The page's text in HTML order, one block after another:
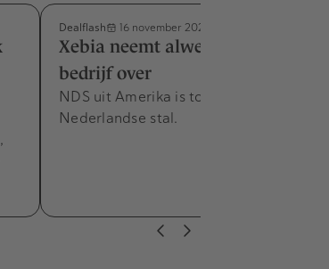
Dealflash 16 november 2022
Xebia neemt alweer een IT-
bedrijf over
NDS uit Amerika is toegevoegd aan de
Nederlandse stal.